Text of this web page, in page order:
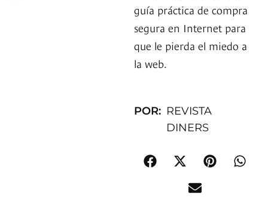
guía práctica de compra
segura en Internet para
que le pierda el miedo a
la web.
POR: REVISTA
DINERS